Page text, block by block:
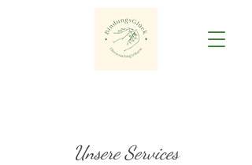
Unsere Services